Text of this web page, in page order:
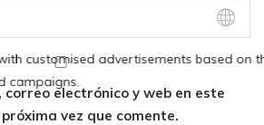
correo electrónico y web en este
vez que comente.